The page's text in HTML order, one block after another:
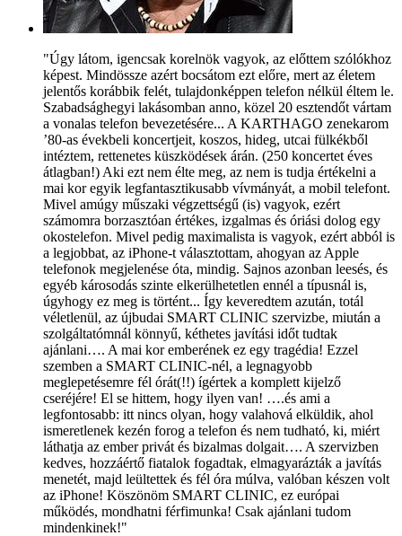
"Úgy látom, igencsak korelnök vagyok, az előttem szólókhoz
képest. Mindössze azért bocsátom ezt előre, mert az életem
jelentős korábbik felét, tulajdonképpen telefon nélkül éltem le.
Szabadsághegyi lakásomban anno, közel 20 esztendőt vártam
a vonalas telefon bevezetésére... A KARTHAGO zenekarom
’80-as évekbeli koncertjeit, koszos, hideg, utcai fülkékből
intéztem, rettenetes küszködések árán. (250 koncertet éves
átlagban!) Aki ezt nem élte meg, az nem is tudja értékelni a
mai kor egyik legfantasztikusabb vívmányát, a mobil telefont.
Mivel amúgy műszaki végzettségű (is) vagyok, ezért
számomra borzasztóan értékes, izgalmas és óriási dolog egy
okostelefon. Mivel pedig maximalista is vagyok, ezért abból is
a legjobbat, az iPhone-t választottam, ahogyan az Apple
telefonok megjelenése óta, mindig. Sajnos azonban leesés, és
egyéb károsodás szinte elkerülhetetlen ennél a típusnál is,
úgyhogy ez meg is történt... Így keveredtem azután, totál
véletlenül, az újbudai SMART CLINIC szervizbe, miután a
szolgáltatómnál könnyű, kéthetes javítási időt tudtak
ajánlani…. A mai kor emberének ez egy tragédia! Ezzel
szemben a SMART CLINIC-nél, a legnagyobb
meglepetésemre fél órát(!!) ígértek a komplett kijelző
cseréjére! El se hittem, hogy ilyen van! ….és ami a
legfontosabb: itt nincs olyan, hogy valahová elküldik, ahol
ismeretlenek kezén forog a telefon és nem tudható, ki, miért
láthatja az ember privát és bizalmas dolgait…. A szervizben
kedves, hozzáértő fiatalok fogadtak, elmagyarázták a javítás
menetét, majd leültettek és fél óra múlva, valóban készen volt
az iPhone! Köszönöm SMART CLINIC, ez európai
működés, mondhatni férfimunka! Csak ajánlani tudom
mindenkinek!"